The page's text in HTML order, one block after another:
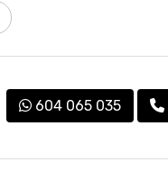
604 065 035